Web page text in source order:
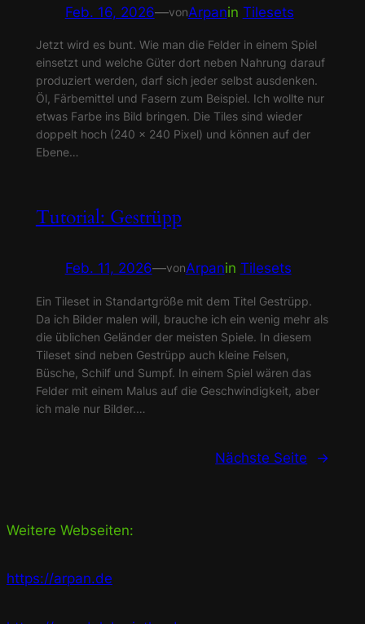
Feb. 16, 2026—vonArpanin Tilesets
Jetzt wird es bunt. Wie man die Felder in einem Spiel
einsetzt und welche Güter dort neben Nahrung darauf
produziert werden, darf sich jeder selbst ausdenken.
Öl, Färbemittel und Fasern zum Beispiel. Ich wollte nur
etwas Farbe ins Bild bringen. Die Tiles sind wieder
doppelt hoch (240 x 240 Pixel) und können auf der
Ebene…
Tutorial: Gestrüpp
Feb. 11, 2026—vonArpanin Tilesets
Ein Tileset in Standartgröße mit dem Titel Gestrüpp.
Da ich Bilder malen will, brauche ich ein wenig mehr als
die üblichen Geländer der meisten Spiele. In diesem
Tileset sind neben Gestrüpp auch kleine Felsen,
Büsche, Schilf und Sumpf. In einem Spiel wären das
Felder mit einem Malus auf die Geschwindigkeit, aber
ich male nur Bilder.…
Nächste Seite →
Weitere Webseiten:
https://arpan.de